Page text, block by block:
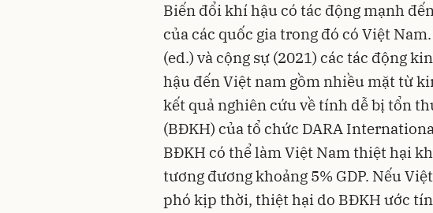
Biến đổi khí hậu có tác động mạnh
của các quốc gia trong đó có Việt
(ed.) và cộng sự (2021) các tác động
hậu đến Việt nam gồm nhiều mặt từ
kết quả nghiên cứu về tính dễ bị tổn
(BĐKH) của tổ chức DARA
BĐKH có thể làm Việt Nam thiệt hại
tương đương khoảng 5% GDP. Nếu
phó kịp thời, thiệt hại do BĐKH ước